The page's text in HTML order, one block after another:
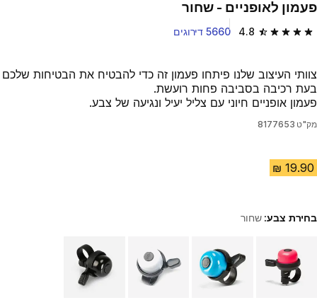
פעמון לאופניים - שחור
4.8 4.8 out of 5 stars from 5660 reviews 5660 דירוגים
צוותי העיצוב שלנו פיתחו פעמון זה כדי להבטיח את הבטיחות שלכם
בעת רכיבה בסביבה פחות רועשת.
פעמון אופניים חיוני עם צליל יעיל ונגיעה של צבע.
מק"ט 8177653
בחירת צבע:שחור